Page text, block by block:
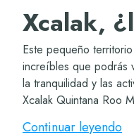
Xcalak,
Este pequeño
increíbles que podrás
la tranquilidad y las
Xcalak Quintana Roo
encontrarás Xcalak, un
Continuar leyendo